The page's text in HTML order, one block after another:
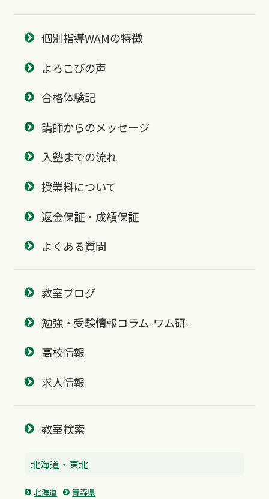
個別指導WAMの特徴
よろこびの声
合格体験記
講師からのメッセージ
入塾までの流れ
授業料について
返金保証・成績保証
よくある質問
教室ブログ
勉強・受験情報コラム-ワム研-
高校情報
求人情報
教室検索
北海道・東北
北海道 青森県